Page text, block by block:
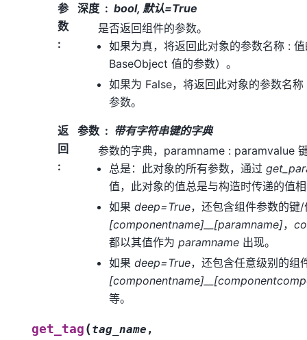
参
数
:
深度
bool, 默认=True
是否返回组件的参数。
如果为真，将返回此对象的参数名称 :
BaseObject 值的参数）。
如果为 False，将返回此对象的参数名
参数。
返
回
:
参数
带有字符串键的字典
参数的字典，paramname : paramvalue
总是：此对象的所有参数，通过
值，此对象的值总是与构造时传递的值
如果 deep=True，还包含组件参数的键
[componentname]__[paramname]，
都以其值作为 paramname 出现。
如果 deep=True，还包含任意级别的组
等。
get_tag (tag_name ,